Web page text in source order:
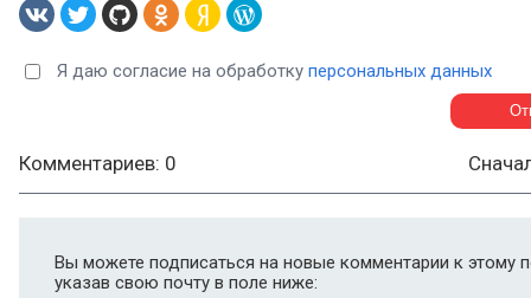
Я даю согласие на обработку персональных данных
Комментариев: 0
Вы можете подписаться на новые комментарии к этому
указав свою почту в поле ниже: